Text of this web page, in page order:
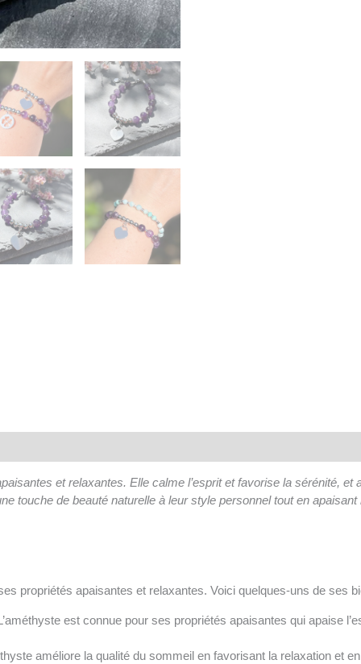
et relaxantes. Elle calme l’esprit et favorise la sérénité,
touche de beauté naturelle à leur style personnel tout en apaisant
propriétés apaisantes et relaxantes. Voici quelques-uns de ses
est connue pour ses propriétés apaisantes qui apaise
améliore la qualité du sommeil en favorisant la relaxation et